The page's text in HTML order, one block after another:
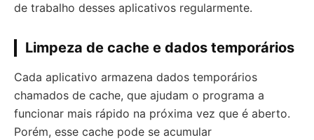
de trabalho desses aplicativos regularmente.
Limpeza de cache e dados temporários
Cada aplicativo armazena dados temporários
chamados de cache, que ajudam o programa a
funcionar mais rápido na próxima vez que é aberto.
Porém, esse cache pode se acumular